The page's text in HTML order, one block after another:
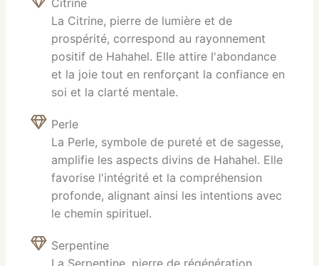
La Citrine, pierre de lumière et de
prospérité, correspond au rayonnement
positif de Hahahel. Elle attire l'abondance
et la joie tout en renforçant la confiance en
soi et la clarté mentale.
Perle
La Perle, symbole de pureté et de sagesse,
amplifie les aspects divins de Hahahel. Elle
favorise l'intégrité et la compréhension
profonde, alignant ainsi les intentions avec
le chemin spirituel.
Serpentine
La Serpentine, pierre de régénération,